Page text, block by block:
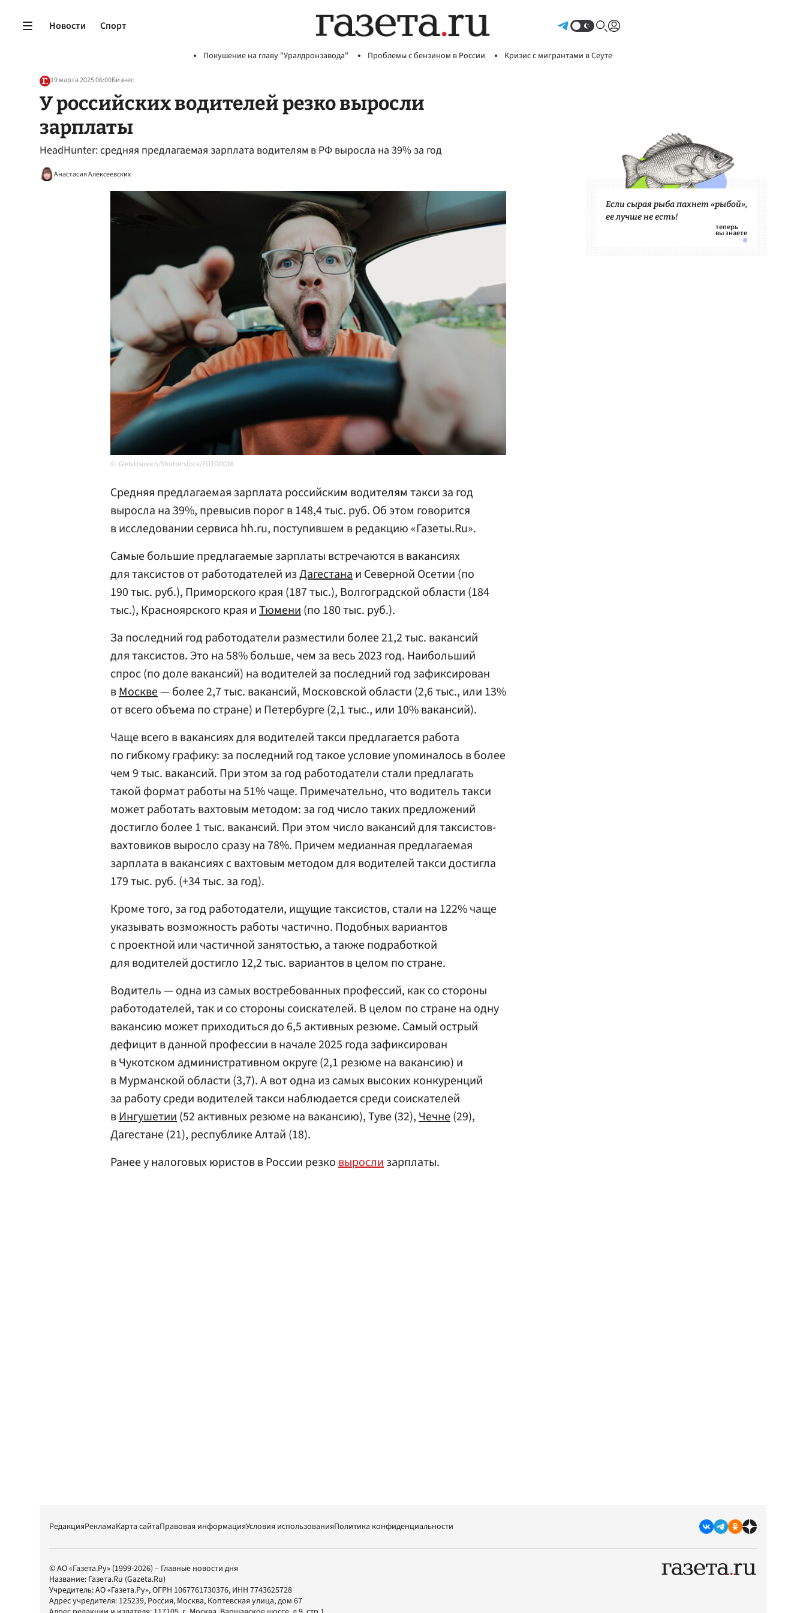
Новости Спорт
Покушение на главу "Уралдронзавода" Проблемы с бензином в России Кризис с мигрантами в Сеуте
19 марта 2025 06:00Бизнес
У российских водителей резко выросли
зарплаты
HeadHunter: средняя предлагаемая зарплата водителям в РФ выросла на 39% за год
Анастасия Алексеевских
Gleb Usovich/Shutterstock/FOTODOM
Средняя предлагаемая зарплата российским водителям такси за год
выросла на 39%, превысив порог в 148,4 тыс. руб. Об этом говорится
в исследовании сервиса hh.ru, поступившем в редакцию «Газеты.Ru».
Самые большие предлагаемые зарплаты встречаются в вакансиях
для таксистов от работодателей изДагестанаи Северной Осетии (по
190 тыс. руб.), Приморского края (187 тыс.), Волгоградской области (184
тыс.), Красноярского края иТюмени(по 180 тыс. руб.).
За последний год работодатели разместили более 21,2 тыс. вакансий
для таксистов. Это на 58% больше, чем за весь 2023 год. Наибольший
спрос (по доле вакансий) на водителей за последний год зафиксирован
вМоскве— более 2,7 тыс. вакансий, Московской области (2,6 тыс., или 13%
от всего объема по стране) и Петербурге (2,1 тыс., или 10% вакансий).
Чаще всего в вакансиях для водителей такси предлагается работа
по гибкому графику: за последний год такое условие упоминалось в более
чем 9 тыс. вакансий. При этом за год работодатели стали предлагать
такой формат работы на 51% чаще. Примечательно, что водитель такси
может работать вахтовым методом: за год число таких предложений
достигло более 1 тыс. вакансий. При этом число вакансий для таксистов-
вахтовиков выросло сразу на 78%. Причем медианная предлагаемая
зарплата в вакансиях с вахтовым методом для водителей такси достигла
179 тыс. руб. (+34 тыс. за год).
Кроме того, за год работодатели, ищущие таксистов, стали на 122% чаще
указывать возможность работы частично. Подобных вариантов
с проектной или частичной занятостью, а также подработкой
для водителей достигло 12,2 тыс. вариантов в целом по стране.
Водитель — одна из самых востребованных профессий, как со стороны
работодателей, так и со стороны соискателей. В целом по стране на одну
вакансию может приходиться до 6,5 активных резюме. Самый острый
дефицит в данной профессии в начале 2025 года зафиксирован
в Чукотском административном округе (2,1 резюме на вакансию) и
в Мурманской области (3,7). А вот одна из самых высоких конкуренций
за работу среди водителей такси наблюдается среди соискателей
вИнгушетии(52 активных резюме на вакансию), Туве (32),Чечне(29),
Дагестане (21), республике Алтай (18).
Ранее у налоговых юристов в России резковырослизарплаты.
Если сырая рыба пахнет «рыбой»,
ее лучше не есть!
РедакцияРекламаКарта сайтаПравовая информацияУсловия использованияПолитика конфиденциальности
© АО «Газета.Ру» (1999-2026) – Главные новости дня
Название: Газета.Ru (Gazeta.Ru)
Учредитель:АО «Газета.Ру», ОГРН 1067761730376, ИНН 7743625728
Адрес учредителя: 125239, Россия, Москва, Коптевская улица, дом 67